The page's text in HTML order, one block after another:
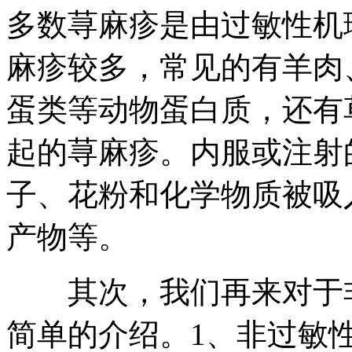
多数荨麻疹是由过敏性
麻疹较多，常见的有羊
蛋类等动物蛋白质，还
起的荨麻疹。内服或注
子、花粉和化学物质被
产物等。
其次，我们再来对于
简单的介绍。1、非过敏